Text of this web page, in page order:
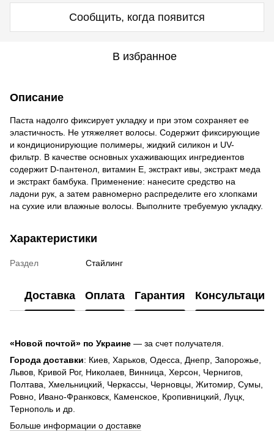
Сообщить, когда появится
В избранное
Описание
Паста надолго фиксирует укладку и при этом сохраняет ее
эластичность. Не утяжеляет волосы. Содержит фиксирующие
и кондиционирующие полимеры, жидкий силикон и UV-
фильтр. В качестве основных ухаживающих ингредиентов
содержит D-пантенол, витамин Е, экстракт ивы, экстракт меда
и экстракт бамбука. Применение: нанесите средство на
ладони рук, а затем равномерно распределите его хлопками
на сухие или влажные волосы. Выполните требуемую укладку.
Характеристики
Раздел Стайлинг
Доставка Оплата Гарантия Консультация
«Новой почтой» по Украине — за счет получателя.
Города доставки: Киев, Харьков, Одесса, Днепр, Запорожье,
Львов, Кривой Рог, Николаев, Винница, Херсон, Чернигов,
Полтава, Хмельницкий, Черкассы, Черновцы, Житомир, Сумы,
Ровно, Ивано-Франковск, Каменское, Кропивницкий, Луцк,
Тернополь и др.
Больше информации о доставке